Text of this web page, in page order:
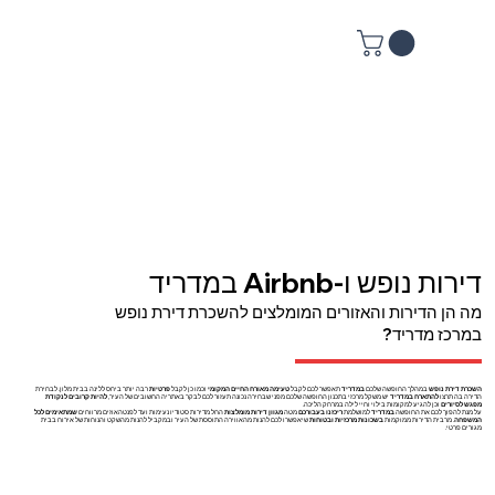
דירות נופש ו-Airbnb במדריד
מה הן הדירות והאזורים המומלצים להשכרת דירת נופש
במרכז מדריד?
השכרת דירת נופשבמהלך החופשה שלכםבמדרידתאפשר לכם לקבלטעימה מאורח החיים המקומי וכמו כן לקבלפרטיותרבה יותר ביחס ללינה בבית מלון. לבחירת
הדירה בה תרצולהתארח במדרידיש משקל מרכזי בתכנון החופשה שלכם מפני שבחירה נכונה תעזור לכם לבקר באתריה החשובים של העיר,להיות קרובים לנקודת
מפגש לסיוריםוכן להגיע למקומות בילוי וחיי לילה במרחק הליכה.
על מנת להפוך לכם את החופשהבמדרידלמושלמתריכזנו בעבורכםמטהמגוון דירות מומלצותהחל מדירות סטודיו נעימות ועד לפנטהאוזים מרווחיםשמתאימים לכל
המשפחה. מרבית הדירות ממוקמותבשכונות מרכזיות ובטוחותשיאפשרו לכם להנות מהאווירה התוססת של העיר ובמקביל להנות מהשקט והנוחות של אירוח בבית
מגורים פרטי.